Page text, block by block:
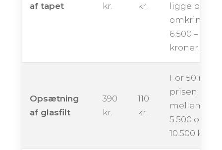
af tapet
kr.
kr.
ligge på
omkring
6.500 –
kroner.
Opsætning
af glasfilt
390
kr.
110
kr.
For 50 m²
prisen ende
mellem ca.
5.500 og
10.500